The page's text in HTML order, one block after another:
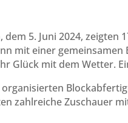
dem 5. Juni 2024, zeigten
mit einer
Glück mit dem Wetter.
zahlreiche Zuschauer